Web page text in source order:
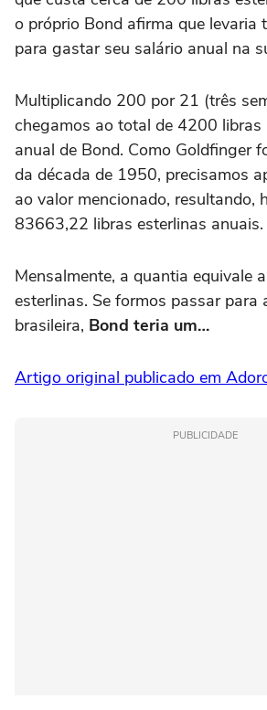
o próprio Bond afirma que levaria
para gastar seu salário anual na
Multiplicando 200 por 21 (três
chegamos ao total de 4200 libras
anual de Bond. Como Goldfinger
da década de 1950, precisamos
ao valor mencionado, resultando,
83663,22 libras esterlinas anuais.
Mensalmente, a quantia equivale
esterlinas. Se formos passar para
brasileira, Bond teria um…
Artigo original publicado em
PUBLICIDADE